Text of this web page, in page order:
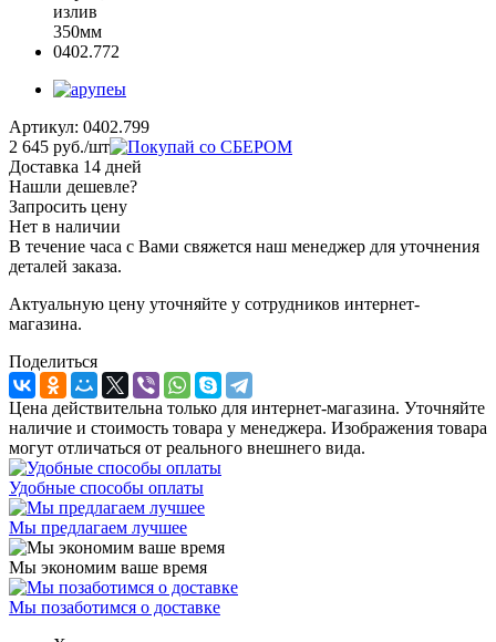
Артикул: 0402.799
2 645 руб./шт
Доставка 14 дней
Нашли дешевле?
Запросить цену
Нет в наличии
В течение часа с Вами свяжется наш менеджер для уточнения
деталей заказа.
Актуальную цену уточняйте у сотрудников интернет-
магазина.
Поделиться
Цена действительна только для интернет-магазина. Уточняйте
наличие и стоимость товара у менеджера. Изображения товара
могут отличаться от реального внешнего вида.
Удобные способы оплаты
Мы предлагаем лучшее
Мы экономим ваше время
Мы позаботимся о доставке